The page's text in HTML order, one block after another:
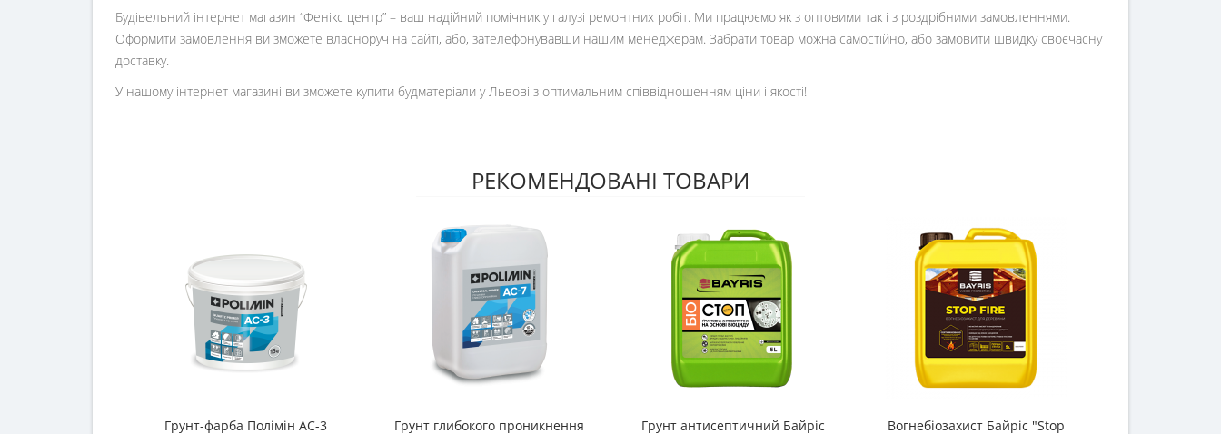
Будівельний інтернет магазин “Фенікс центр” – ваш надійний помічник у галузі ремонтних робіт. Ми працюємо як з оптовими так і з роздрібними замовленнями.
Оформити замовлення ви зможете власноруч на сайті, або, зателефонувавши нашим менеджерам. Забрати товар можна самостійно, або замовити швидку своєчасну
доставку.
У нашому інтернет магазині ви зможете купити будматеріали у Львові з оптимальним співвідношенням ціни і якості!
РЕКОМЕНДОВАНІ ТОВАРИ
Грунт-фарба Полімін АС-3
Грунт глибокого проникнення
Грунт антисептичний Байріс
Вогнебіозахист Байріс "Stop